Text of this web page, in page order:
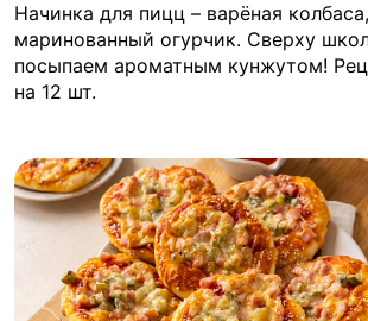
Начинка для пицц – варёная
маринованный огурчик. Сверху
посыпаем ароматным кунжутом!
на 12 шт.